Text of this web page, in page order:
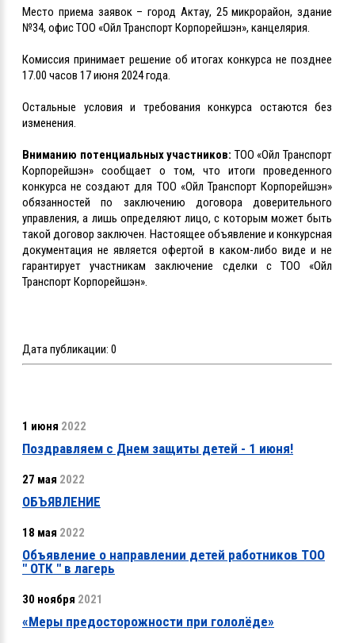
Место приема заявок – город Актау, 25 микрорайон, здание
№34, офис ТОО «Ойл Транспорт Корпорейшэн», канцелярия.
Комиссия принимает решение об итогах конкурса не позднее
17.00 часов 17 июня 2024 года.
Остальные условия и требования конкурса остаются без
изменения.
Вниманию потенциальных участников: ТОО «Ойл Транспорт
Корпорейшэн» сообщает о том, что итоги проведенного
конкурса не создают для ТОО «Ойл Транспорт Корпорейшэн»
обязанностей по заключению договора доверительного
управления, а лишь определяют лицо, с которым может быть
такой договор заключен. Настоящее объявление и конкурсная
документация не является офертой в каком-либо виде и не
гарантирует участникам заключение сделки с ТОО «Ойл
Транспорт Корпорейшэн».
Дата публикации: 0
1 июня 2022
Поздравляем с Днем защиты детей - 1 июня!
27 мая 2022
ОБЪЯВЛЕНИЕ
18 мая 2022
Объявление о направлении детей работников ТОО
" ОТК " в лагерь
30 ноября 2021
«Меры предосторожности при гололёде»